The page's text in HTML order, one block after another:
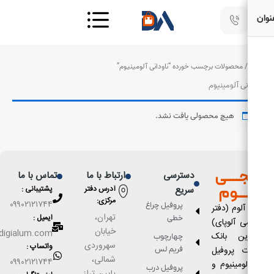
برچسب خورده “ناودانی آلومینیوم”
آلومینیوم
هیچ محصولی یافت نشد.
(دفتر
آلوپای)
بانک
پروفیل
و
دسترسی
سریع
پروفیل چراغ
خطی
چهارچوب
فریم لس
پروفیل درب
ارتباط با ما
آدرس دفتر
مركزى:
سهروردی
تماس با ما
پشتیبانی :
۰۹۹۰۲۱۲۱۷۴۴
Info@digialum.com
۰۹۹۰۲۱۲۱۷۴۴